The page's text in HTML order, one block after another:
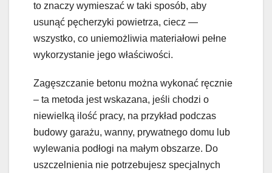
to znaczy wymieszać w taki sposób, aby
usunąć pęcherzyki powietrza, ciecz —
wszystko, co uniemożliwia materiałowi pełne
wykorzystanie jego właściwości.
Zagęszczanie betonu można wykonać ręcznie
– ta metoda jest wskazana, jeśli chodzi o
niewielką ilość pracy, na przykład podczas
budowy garażu, wanny, prywatnego domu lub
wylewania podłogi na małym obszarze. Do
uszczelnienia nie potrzebujesz specjalnych